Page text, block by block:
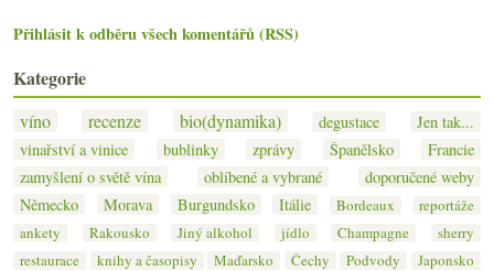
Přihlásit k odběru všech komentářů (RSS)
Kategorie
víno recenze bio(dynamika) degustace
Jen tak...
vinařství a vinice
bublinky zprávy Španělsko
Francie
zamyšlení o světě vína
oblíbené a vybrané
doporučené weby
Německo
Morava Burgundsko Itálie Bordeaux
reportáže
ankety
Rakousko Jiný alkohol jídlo Champagne
sherry
restaurace
knihy a časopisy Maďarsko Čechy Podvody Japonsko